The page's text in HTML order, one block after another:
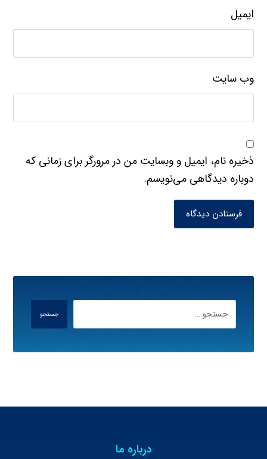
ایمیل
وب‌ سایت
ذخیره نام، ایمیل و وبسایت من در مرورگر برای زمانی که
دوباره دیدگاهی می‌نویسم.
فرستادن دیدگاه
جستجو
درباره ما